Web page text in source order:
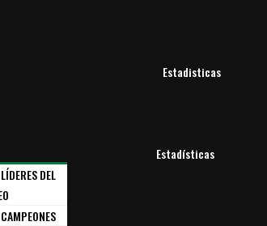
Estadisticas
Estadísticas
DEL